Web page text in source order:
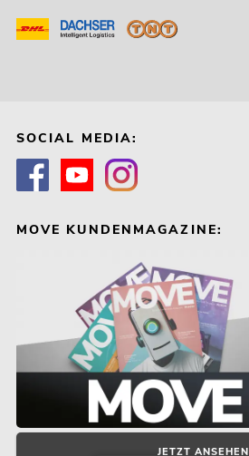
SOCIAL MEDIA:
MOVE KUNDENMAGAZINE:
JETZT ANSEHEN